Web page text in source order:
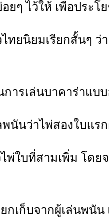
ๆ ไว้ให้ เพื่อประ
ทยนิยมเรียกสั้นๆ
ารเล่นบาคาร่าแบ
นว่าไพ่สองใบแรก
ใบที่สามเพิ่ม โดย
เก็บจากผู้เล่นพนั